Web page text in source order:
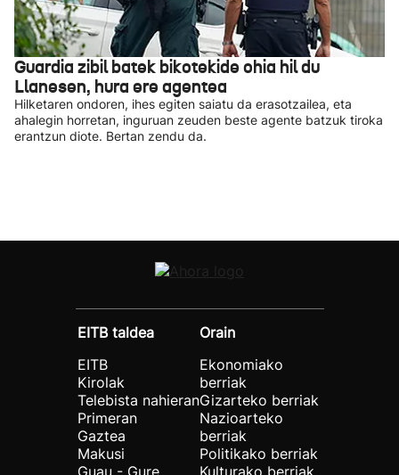
Guardia zibil batek bikotekide ohia hil du
Llanesen, hura ere agentea
Hilketaren ondoren, ihes egiten saiatu da erasotzailea, eta
ahalegin horretan, inguruan zeuden beste agente batzuk tiroka
erantzun diote. Bertan zendu da.
EITB taldea
EITB
Kirolak
Telebista nahieran
Primeran
Gaztea
Makusi
Guau - Gure
Orain
Ekonomiako
berriak
Gizarteko berriak
Nazioarteko
berriak
Politikako berriak
Kulturako berriak